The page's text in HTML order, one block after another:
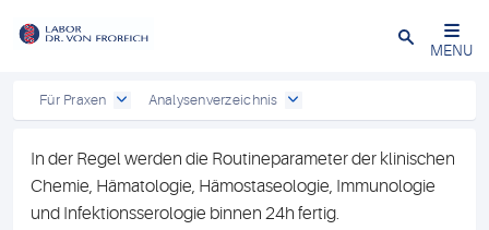
Close
MENU
Für Praxen Analysenverzeichnis
In der Regel werden die Routineparameter der klinischen
Chemie, Hämatologie, Hämostaseologie, Immunologie
und Infektionsserologie binnen 24h fertig.